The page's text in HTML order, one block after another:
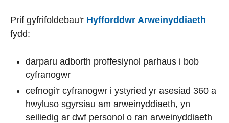
Prif gyfrifoldebau'r Hyfforddwr Arweinyddiaeth
fydd:
darparu adborth proffesiynol parhaus i bob
cyfranogwr
cefnogi'r cyfranogwr i ystyried yr asesiad 360 a
hwyluso sgyrsiau am arweinyddiaeth, yn
seiliedig ar dwf personol o ran arweinyddiaeth